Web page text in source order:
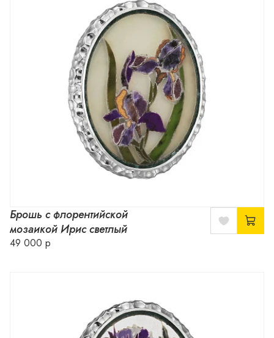
Брошь с флорентийской
мозаикой Ирис светлый
49 000 р